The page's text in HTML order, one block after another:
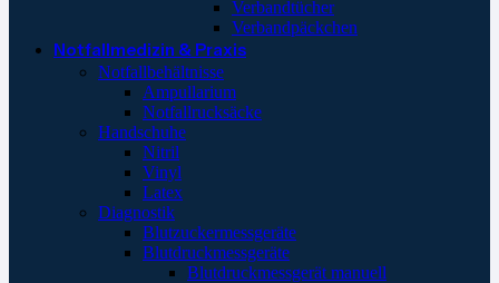
Verbandtücher
Verbandpäckchen
Notfallmedizin & Praxis
Notfallbehältnisse
Ampullarium
Notfallrucksäcke
Handschuhe
Nitril
Vinyl
Latex
Diagnostik
Blutzuckermessgeräte
Blutdruckmessgeräte
Blutdruckmessgerät manuell